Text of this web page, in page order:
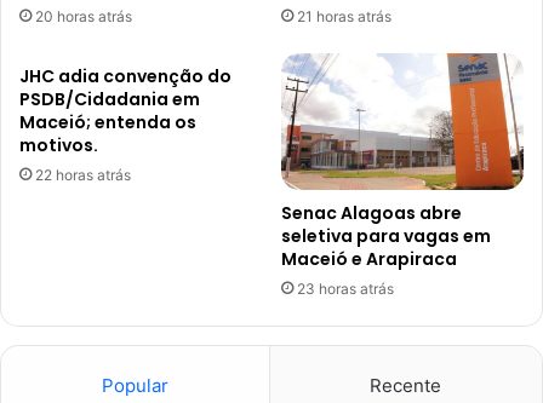
20 horas atrás 21 horas atrás
JHC adia convenção do
PSDB/Cidadania em
Maceió; entenda os
motivos.
22 horas atrás
Senac Alagoas abre
seletiva para vagas em
Maceió e Arapiraca
23 horas atrás
Popular Recente